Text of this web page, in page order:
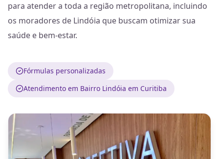
para atender a toda a região metropolitana, incluindo
os moradores de Lindóia que buscam otimizar sua
saúde e bem-estar.
Fórmulas personalizadas
Atendimento em Bairro Lindóia em Curitiba